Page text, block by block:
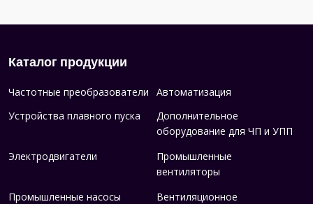
Каталог продукции
Частотные преобразователи
Автоматизация
Устройства плавного пуска
Дополнительное
оборудование для ЧП и УПП
Электродвигатели Промышленные
вентиляторы
Промышленные насосы Вентиляционное